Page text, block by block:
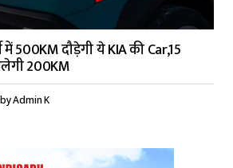
500KM दौड़ेगी ये KIA की Car,15
200KM
byAdmin K